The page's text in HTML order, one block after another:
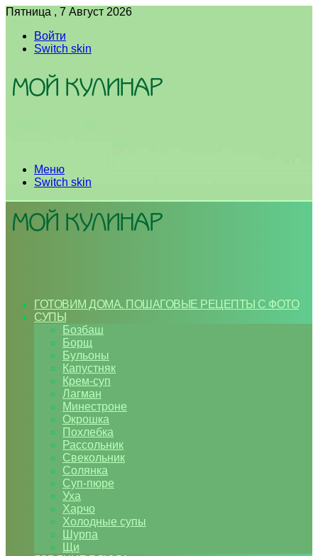
Пятница , 7 Август 2026
Войти
Switch skin
Меню
Switch skin
ГОТОВИМ ДОМА. ПОШАГОВЫЕ РЕЦЕПТЫ С ФОТО
СУПЫ
Бозбаш
Борщ
Бульоны
Капустняк
Крем-суп
Лагман
Минестроне
Окрошка
Похлебка
Рассольник
Свекольник
Солянка
Суп-пюре
Уха
Харчо
Холодные супы
Шурпа
Щи